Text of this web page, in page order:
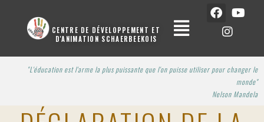
CENTRE DE DÉVELOPPEMENT ET
D'ANIMATION SCHAERBEEKOIS
"L'éducation est l'arme la plus puissante que l'on puisse utiliser pour changer le
monde"
Nelson Mandela